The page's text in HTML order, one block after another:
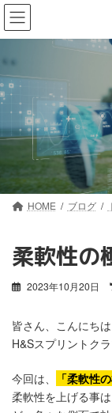
コ
ン
テ
ン
ツ
へ
ス
ッ
ナ
ビ
ゲ
ー
シ
ョ
ン
移
HOME ブログ
柔軟性の
2023年10月20日
皆さん、こんにちは
H&Sスプリントク
今回は、 「柔軟性
柔軟性を上げる事